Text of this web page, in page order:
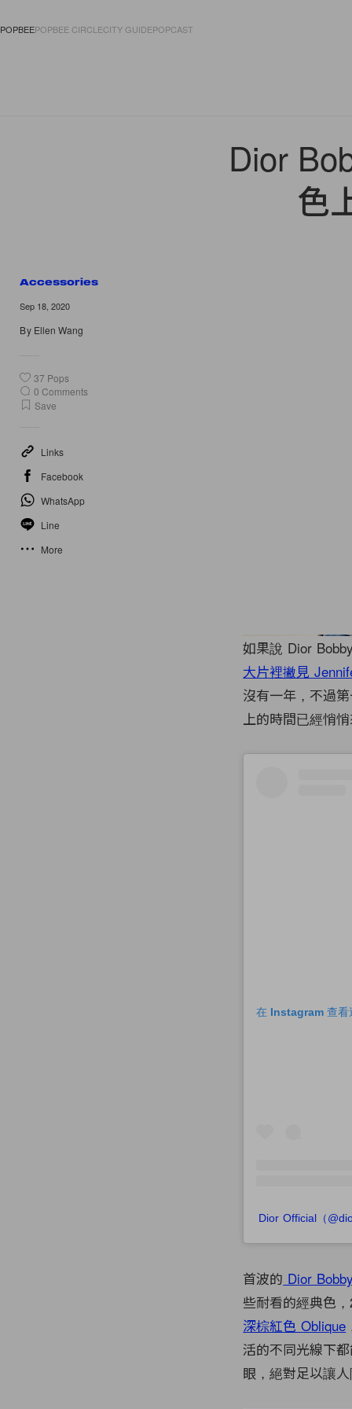
POPBEEPOPBEE CIRCLECITY GUIDEPOPCAST
Dior
色
Accessories
Sep 18, 2020
By Ellen Wang
37 Pops
0 Comments
Save
Links
Facebook
WhatsApp
Line
More
如果說 Dior
大片裡撇見
沒有一年，不過
上的時間已經悄
在 Instagram 查看
Dior Official（
首波的 Dior
些耐看的經典色
深棕紅色 Oblique
活的不同光線下
眼，絕對足以讓